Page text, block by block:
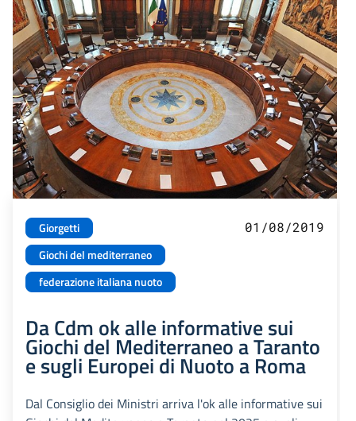
Giorgetti
Giochi del mediterraneo
federazione italiana nuoto
01/08/2019
Da Cdm ok alle informative sui
Giochi del Mediterraneo a Taranto
e sugli Europei di Nuoto a Roma
Dal Consiglio dei Ministri arriva l'ok alle informative sui